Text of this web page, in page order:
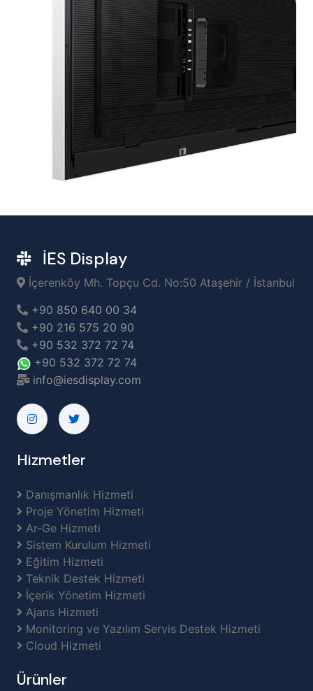
İES Display
İçerenköy Mh. Topçu Cd. No:50 Ataşehir / İstanbul
+90 850 640 00 34
+90 216 575 20 90
+90 532 372 72 74
+90 532 372 72 74
info@iesdisplay.com
Hizmetler
Danışmanlık Hizmeti
Proje Yönetim Hizmeti
Ar-Ge Hizmeti
Sistem Kurulum Hizmeti
Eğitim Hizmeti
Teknik Destek Hizmeti
İçerik Yönetim Hizmeti
Ajans Hizmeti
Monitoring ve Yazılım Servis Destek Hizmeti
Cloud Hizmeti
Ürünler